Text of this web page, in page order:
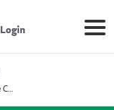
Login
Prestador Medlife Consultas e Diagnósticos (51004334-2)